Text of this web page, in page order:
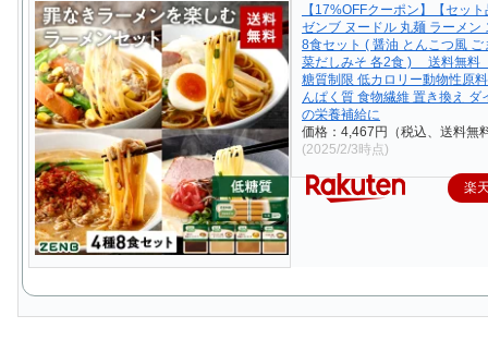
【17%OFFクーポン】【セッ
ゼンブ ヌードル 丸麺 ラーメン
8食セット ( 醤油 とんこつ風 ご
菜だしみそ 各2食 ) 送料無料
糖質制限 低カロリー動物性原
んぱく質 食物繊維 置き換え ダ
の栄養補給に
価格：4,467円（税込、送料無
(2025/2/3時点)
楽